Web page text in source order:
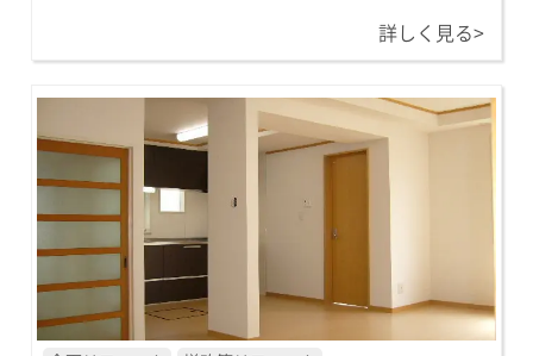
詳しく見る>